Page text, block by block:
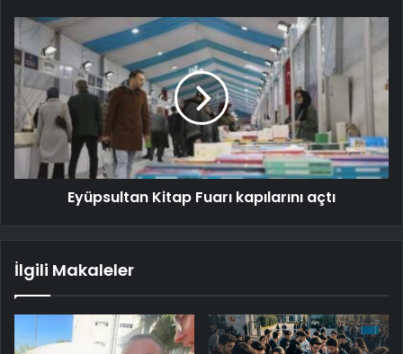
Eyüpsultan Kitap Fuarı kapılarını açtı
İlgili Makaleler